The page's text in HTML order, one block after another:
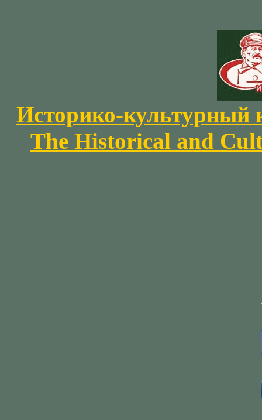
Историко-культурный
The Historical and